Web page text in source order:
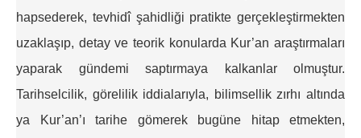
hapsederek, tevhidî şahidliği pratikte gerçekleştirmekten
uzaklaşıp, detay ve teorik konularda Kur’an araştırmaları
yaparak gündemi saptırmaya kalkanlar olmuştur.
Tarihselcilik, görelilik iddialarıyla, bilimsellik zırhı altında
ya Kur’an’ı tarihe gömerek bugüne hitap etmekten,